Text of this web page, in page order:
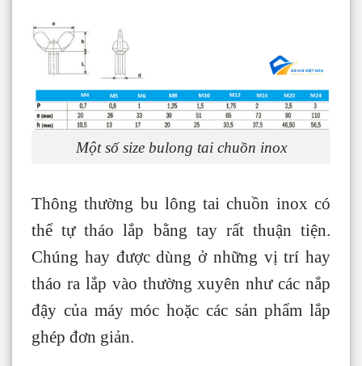
Một số size bulong tai chuồn inox
Thông thường bu lông tai chuồn inox có
thể tự tháo lắp bằng tay rất thuận tiện.
Chúng hay được dùng ở những vị trí hay
tháo ra lắp vào thường xuyên như các nắp
đậy của máy móc hoặc các sản phẩm lắp
ghép đơn giản.